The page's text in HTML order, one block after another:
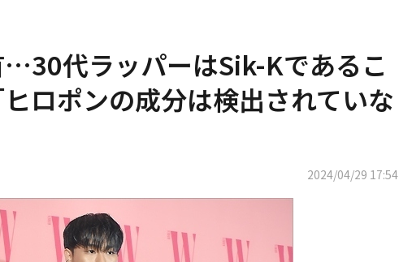
代ラッパーはSik-Kであるこ
ロポンの成分は検出されていな
2024/04/29 17:54